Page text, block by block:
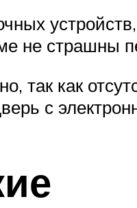
не страшны
так как
с